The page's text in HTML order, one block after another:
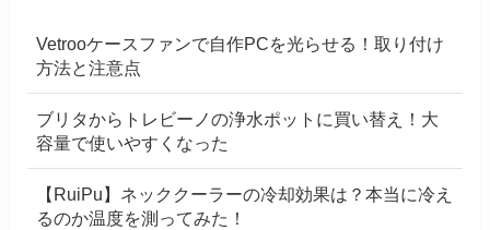
Vetrooケースファンで自作PCを光らせる！取り付け
方法と注意点
ブリタからトレビーノの浄水ポットに買い替え！大
容量で使いやすくなった
【RuiPu】ネッククーラーの冷却効果は？本当に冷え
るのか温度を測ってみた！